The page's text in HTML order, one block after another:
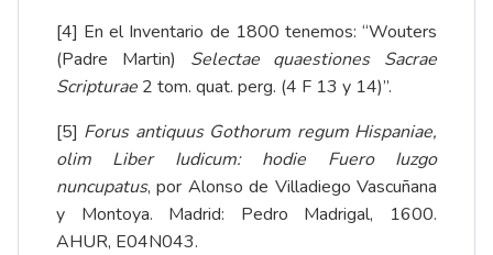
[4] En el Inventario de 1800 tenemos: “Wouters
(Padre Martin) Selectae quaestiones Sacrae
Scripturae 2 tom. quat. perg. (4 F 13 y 14)”.
[5] Forus antiquus Gothorum regum Hispaniae,
olim Liber Iudicum: hodie Fuero Iuzgo
nuncupatus, por Alonso de Villadiego Vascuñana
y Montoya. Madrid: Pedro Madrigal, 1600.
AHUR, E04N043.